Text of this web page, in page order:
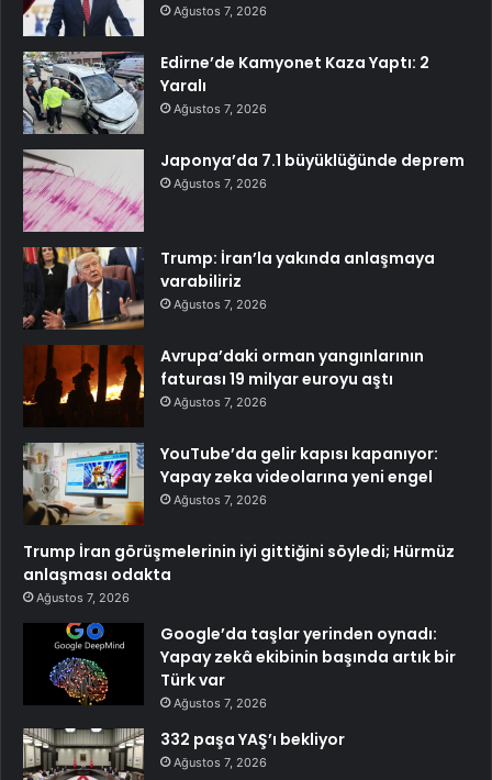
Ağustos 7, 2026
Edirne’de Kamyonet Kaza Yaptı: 2
Yaralı
Ağustos 7, 2026
Japonya’da 7.1 büyüklüğünde deprem
Ağustos 7, 2026
Trump: İran’la yakında anlaşmaya
varabiliriz
Ağustos 7, 2026
Avrupa’daki orman yangınlarının
faturası 19 milyar euroyu aştı
Ağustos 7, 2026
YouTube’da gelir kapısı kapanıyor:
Yapay zeka videolarına yeni engel
Ağustos 7, 2026
Trump İran görüşmelerinin iyi gittiğini söyledi; Hürmüz
anlaşması odakta
Ağustos 7, 2026
Google’da taşlar yerinden oynadı:
Yapay zekâ ekibinin başında artık bir
Türk var
Ağustos 7, 2026
332 paşa YAŞ’ı bekliyor
Ağustos 7, 2026